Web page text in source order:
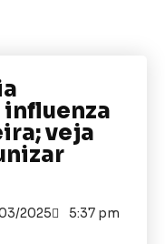
veja
2025 5:37 pm